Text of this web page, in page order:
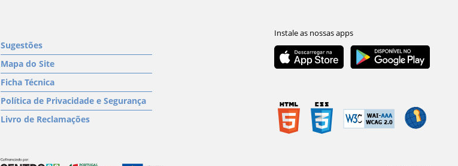
Sugestões
Mapa do Site
Ficha Técnica
Política de Privacidade e Segurança
Livro de Reclamações